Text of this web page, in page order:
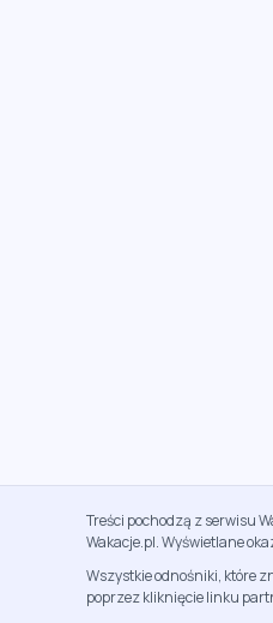
Treści pochodzą z serwisu
Wakacje.pl. Wyświetlane
Wszystkie odnośniki, które
poprzez kliknięcie linku